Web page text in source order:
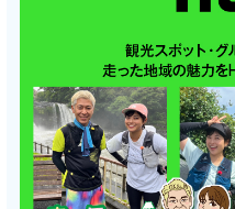
【ケーブルテレビ・
岡をゆる～く走りま
編猫ひろしさんの地
【後編 3月15日
記